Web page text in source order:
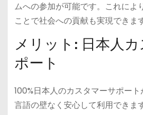
ムへの参加が可能です。これによ
ことで社会への貢献も実現できます
メリット: 日本人
ポート
100%日本人のカスタマーサポート
言語の壁なく安心して利用できます